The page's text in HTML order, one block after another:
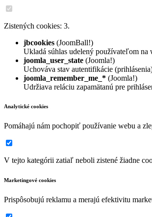
Zistených cookies: 3.
jbcookies (JoomBall!)
Ukladá súhlas udelený používateľom na
joomla_user_state (Joomla!)
Uchováva stav autentifikácie
joomla_remember_me_* (Joomla!)
Udržiava reláciu zapamätanú pre
Analytické cookies
Pomáhajú nám pochopiť používanie webu a
V tejto kategórii zatiaľ neboli zistené žiadne
Marketingové cookies
Prispôsobujú reklamu a merajú efektivitu